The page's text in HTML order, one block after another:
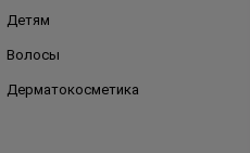
Детям
Волосы
Дерматокосметика